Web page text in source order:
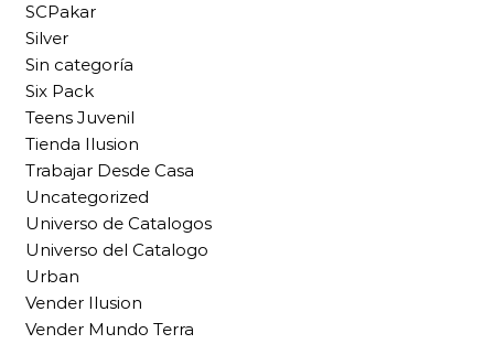
SCPakar
Silver
Sin categoría
Six Pack
Teens Juvenil
Tienda Ilusion
Trabajar Desde Casa
Uncategorized
Universo de Catalogos
Universo del Catalogo
Urban
Vender Ilusion
Vender Mundo Terra